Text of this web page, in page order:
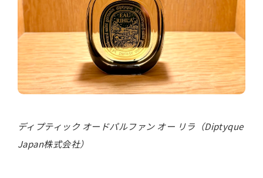
ディプティック オードパルファン オー リラ（Diptyque
Japan株式会社）